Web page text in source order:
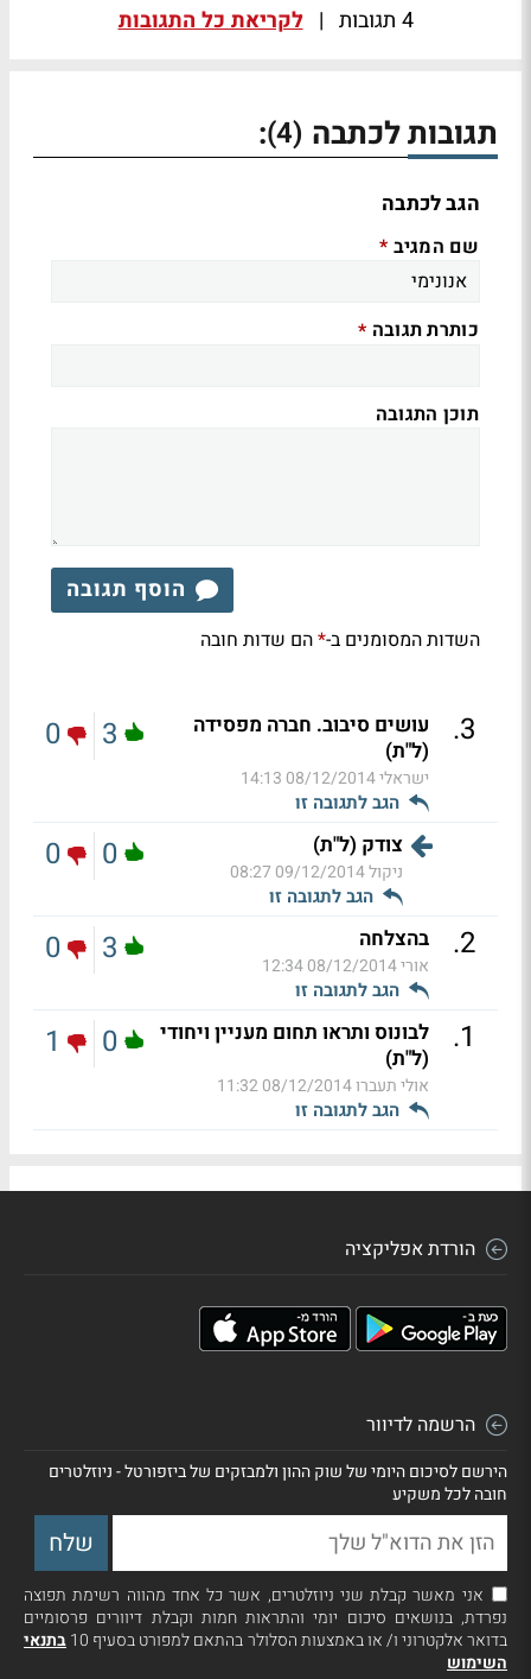
4 תגובות | לקריאת כל התגובות
תגובות לכתבה (4)
:
הגב לכתבה
שם המגיב *
כותרת תגובה *
תוכן התגובה
הוסף תגובה
השדות המסומנים ב-*הם שדות חובה
3
.
עושים סיבוב. חברה מפסידה
(ל"ת)
ישראלי08/12/2014 14:13
הגב לתגובה זו
3
0
צודק (ל"ת)
ניקול09/12/2014 08:27
הגב לתגובה זו
0
0
2
. בהצלחה
אורי08/12/2014 12:34
הגב לתגובה זו
3
0
1
.
לבונוס ותראו תחום מעניין ויחודי
(ל"ת)
אולי תעברו08/12/2014 11:32
הגב לתגובה זו
0
1
הורדת אפליקציה
הרשמה לדיוור
הירשם לסיכום היומי של שוק ההון ולמבזקים של ביזפורטל - ניוזלטרים
חובה לכל משקיע
אני מאשר קבלת שני ניוזלטרים, אשר כל אחד מהווה רשימת תפוצה
נפרדת, בנושאים סיכום יומי והתראות חמות וקבלת דיוורים פרסומיים
בדואר אלקטרוני ו/ או באמצעות הסלולר בהתאם למפורט בסעיף 10
בתנאי
השימוש